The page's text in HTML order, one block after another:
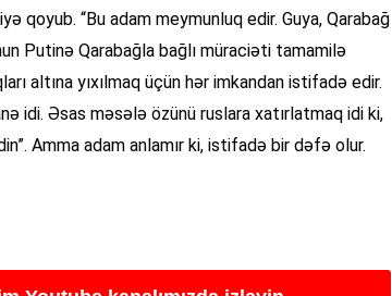
qoyub. “Bu adam meymunluq edir. Guya, Qarabağ
Putinə Qarabağla bağlı müraciəti tamamilə
altına yıxılmaq üçün hər imkandan istifadə edir.
idi. Əsas məsələ özünü ruslara xatırlatmaq idi ki,
Amma adam anlamır ki, istifadə bir dəfə olur.
Ağdamda yanğını bu şəxs